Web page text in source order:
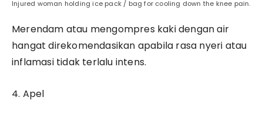
Injured woman holding ice pack / bag for cooling down the knee pain.
Merendam atau mengompres kaki dengan air
hangat direkomendasikan apabila rasa nyeri atau
inflamasi tidak terlalu intens.
4. Apel